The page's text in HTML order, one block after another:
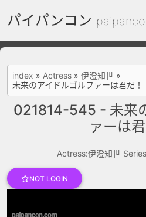
パイパンコン
index
FC2 Daily
Category
index » Actress » 伊澄知世 »
未来のアイドルゴルファーは君だ！
021814-545 - 未来
ァーは君
Actress:伊澄知世
NOT LOGIN